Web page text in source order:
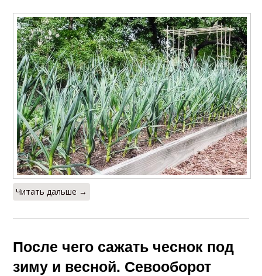
Читать дальше →
После чего сажать чеснок под
зиму и весной. Севооборот